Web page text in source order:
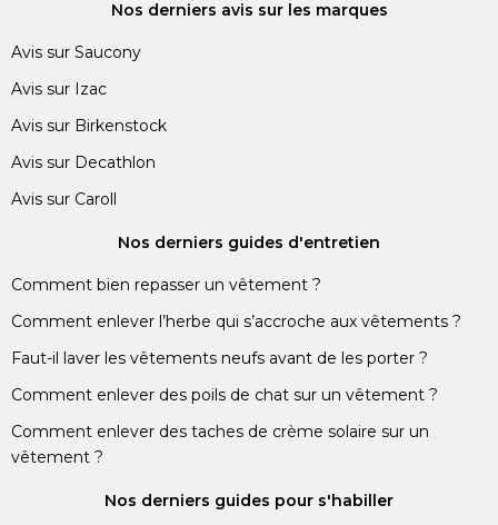
Nos derniers avis sur les marques
Avis sur Saucony
Avis sur Izac
Avis sur Birkenstock
Avis sur Decathlon
Avis sur Caroll
Nos derniers guides d'entretien
Comment bien repasser un vêtement ?
Comment enlever l’herbe qui s’accroche aux vêtements ?
Faut-il laver les vêtements neufs avant de les porter ?
Comment enlever des poils de chat sur un vêtement ?
Comment enlever des taches de crème solaire sur un
vêtement ?
Nos derniers guides pour s'habiller